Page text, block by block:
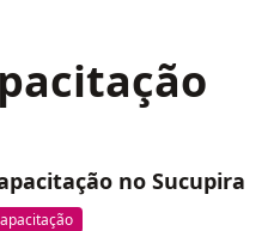
no Sucupira